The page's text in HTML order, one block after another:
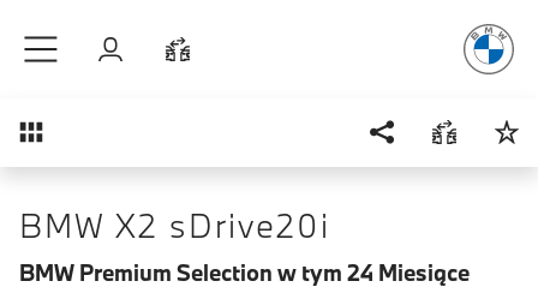
Zaloguj się
Przegląd
BMW X2 sDrive20i
BMW Premium Selection w tym 24 Miesiące